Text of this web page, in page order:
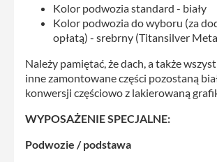
Kolor podwozia standard - biały
Kolor podwozia do wyboru (za
opłatą) - srebrny (Titansilver
Należy pamiętać, że dach, a także
inne zamontowane części pozostaną
konwersji częściowo z lakierowaną
WYPOSAŻENIE SPECJALNE:
Podwozie / podstawa